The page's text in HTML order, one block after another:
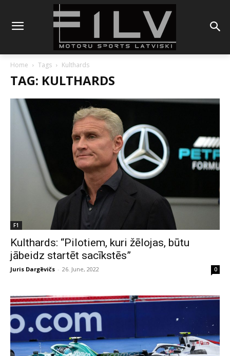
Home Tags Kulthards
TAG: KULTHARDS
F1
Kulthards: “Pilotiem, kuri žēlojas, būtu
jābeidz startēt sacīkstēs”
Juris Dargēvičs - 26. June, 2022 0